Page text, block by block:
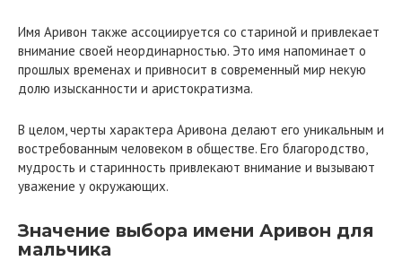
Имя Аривон также ассоциируется со стариной и привлекает
внимание своей неординарностью. Это имя напоминает о
прошлых временах и привносит в современный мир некую
долю изысканности и аристократизма.
В целом, черты характера Аривона делают его уникальным и
востребованным человеком в обществе. Его благородство,
мудрость и старинность привлекают внимание и вызывают
уважение у окружающих.
Значение выбора имени Аривон для
мальчика